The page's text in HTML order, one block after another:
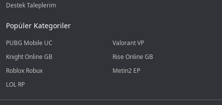
Destek Taleplerim
Popüler Kategoriler
PUBG Mobile UC
Valorant VP
Knight Online GB
Rise Online GB
Roblox Robux
Metin2 EP
LOL RP